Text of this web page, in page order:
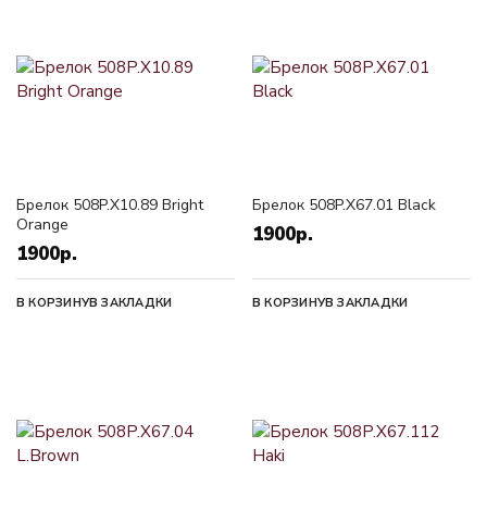
Брелок 508P.X10.89 Bright
Orange
1900р.
В КОРЗИНУВ ЗАКЛАДКИ
Брелок 508P.X67.01 Black
1900р.
В КОРЗИНУВ ЗАКЛАДКИ